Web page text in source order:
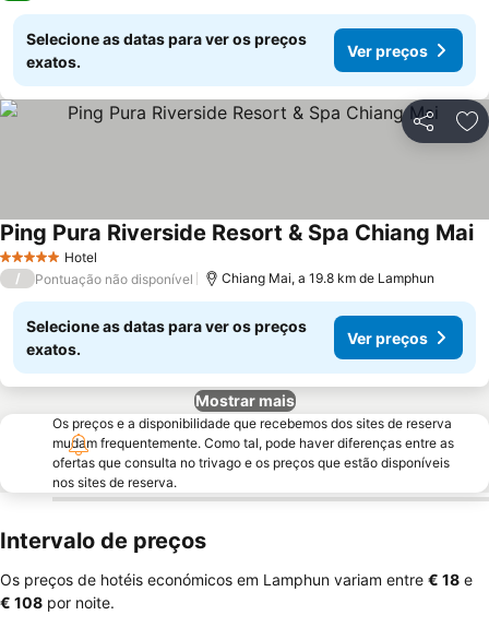
Selecione as datas para ver os preços
exatos.
Ver preços
Partilhar
5 Estrelas Hotel
Ping Pura Riverside Resort & Spa Chiang Mai
/ Pontuação não disponível Chiang Mai, a 19.8 km de Lamphun
Selecione as datas para ver os preços
exatos.
Ver preços
Mostrar mais
Os preços e a disponibilidade que recebemos dos sites de reserva
mudam frequentemente. Como tal, pode haver diferenças entre as
ofertas que consulta no trivago e os preços que estão disponíveis
nos sites de reserva.
Intervalo de preços
Os preços de hotéis económicos em Lamphun variam entre ‎€ 18 e
‎€ 108 por noite.